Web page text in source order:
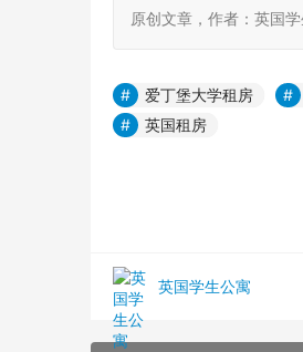
原创文章，作者：英国
爱丁堡大学租房
英国租房
英国学生公寓